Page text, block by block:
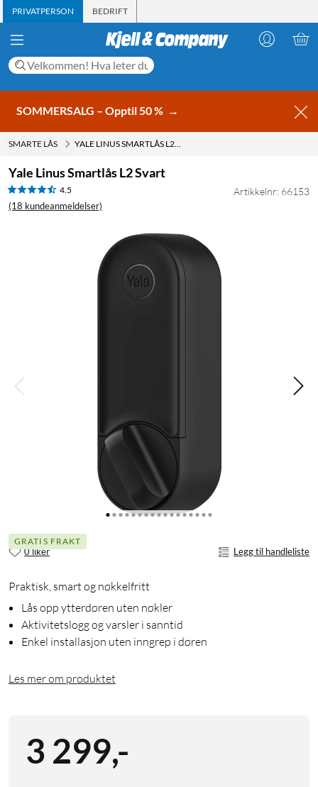
PRIVATPERSON BEDRIFT
SOMMERSALG – Opptil 50 % →
SMARTE LÅS YALE LINUS SMARTLÅS L2 SVART
Yale Linus Smartlås L2 Svart
4.5
(18 kundeanmeldelser)
Artikkelnr: 66153
GRATIS FRAKT
0 liker Legg til handleliste
Praktisk, smart og nøkkelfritt
Lås opp ytterdøren uten nøkler
Aktivitetslogg og varsler i sanntid
Enkel installasjon uten inngrep i døren
Les mer om produktet
3 299,-